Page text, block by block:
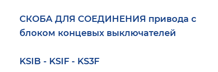
СКОБА ДЛЯ СОЕДИНЕНИЯ привода с
блоком концевых выключателей
KSIB - KSIF - KS3F